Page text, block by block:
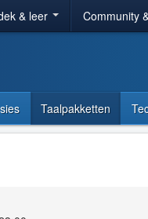
& leer Community
Taalpakketten